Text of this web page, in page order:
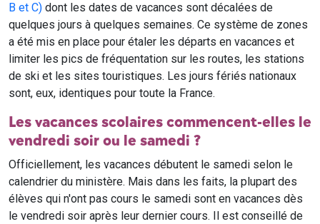
B et C) dont les dates de vacances sont décalées de
quelques jours à quelques semaines. Ce système de zones
a été mis en place pour étaler les départs en vacances et
limiter les pics de fréquentation sur les routes, les stations
de ski et les sites touristiques. Les jours fériés nationaux
sont, eux, identiques pour toute la France.
Les vacances scolaires commencent-elles le
vendredi soir ou le samedi ?
Officiellement, les vacances débutent le samedi selon le
calendrier du ministère. Mais dans les faits, la plupart des
élèves qui n'ont pas cours le samedi sont en vacances dès
le vendredi soir après leur dernier cours. Il est conseillé de